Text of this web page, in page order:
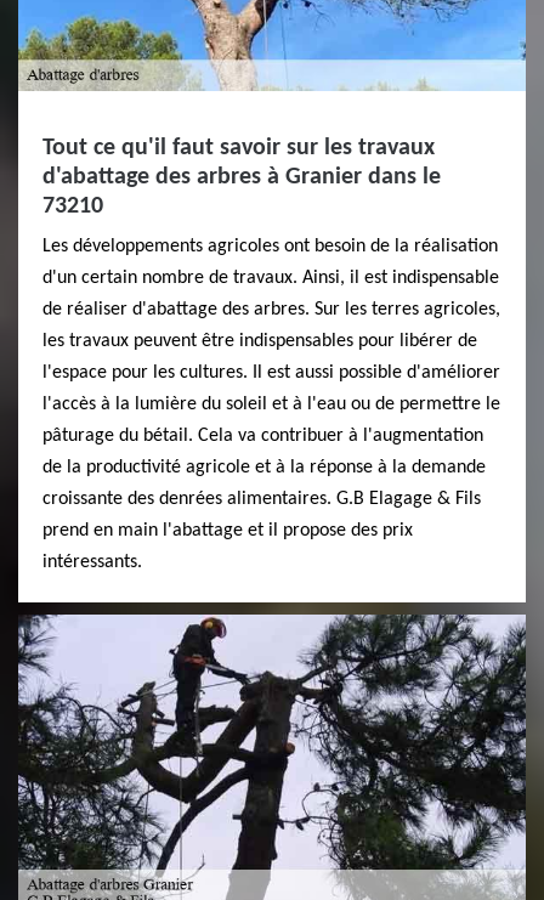
Tout ce qu'il faut savoir sur les travaux
d'abattage des arbres à Granier dans le
73210
Les développements agricoles ont besoin de la réalisation
d'un certain nombre de travaux. Ainsi, il est indispensable
de réaliser d'abattage des arbres. Sur les terres agricoles,
les travaux peuvent être indispensables pour libérer de
l'espace pour les cultures. Il est aussi possible d'améliorer
l'accès à la lumière du soleil et à l'eau ou de permettre le
pâturage du bétail. Cela va contribuer à l'augmentation
de la productivité agricole et à la réponse à la demande
croissante des denrées alimentaires. G.B Elagage & Fils
prend en main l'abattage et il propose des prix
intéressants.